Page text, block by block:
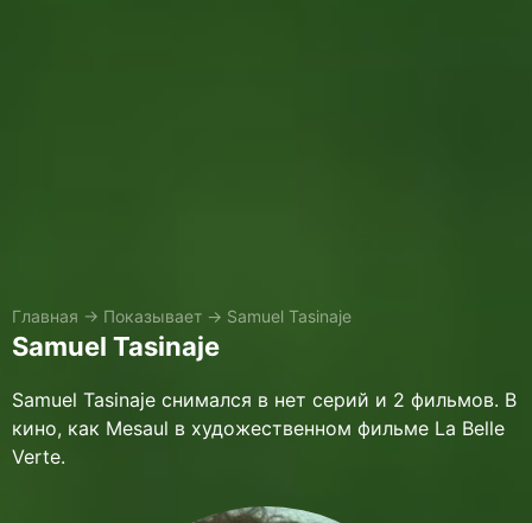
Главная → Показывает → Samuel Tasinaje
Samuel Tasinaje
Samuel Tasinaje снимался в нет серий и 2 фильмов. В
кино, как Mesaul в художественном фильме La Belle
Verte.